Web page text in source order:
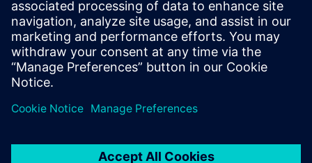
Expertnivå: kurser
Integration till Desigo CC